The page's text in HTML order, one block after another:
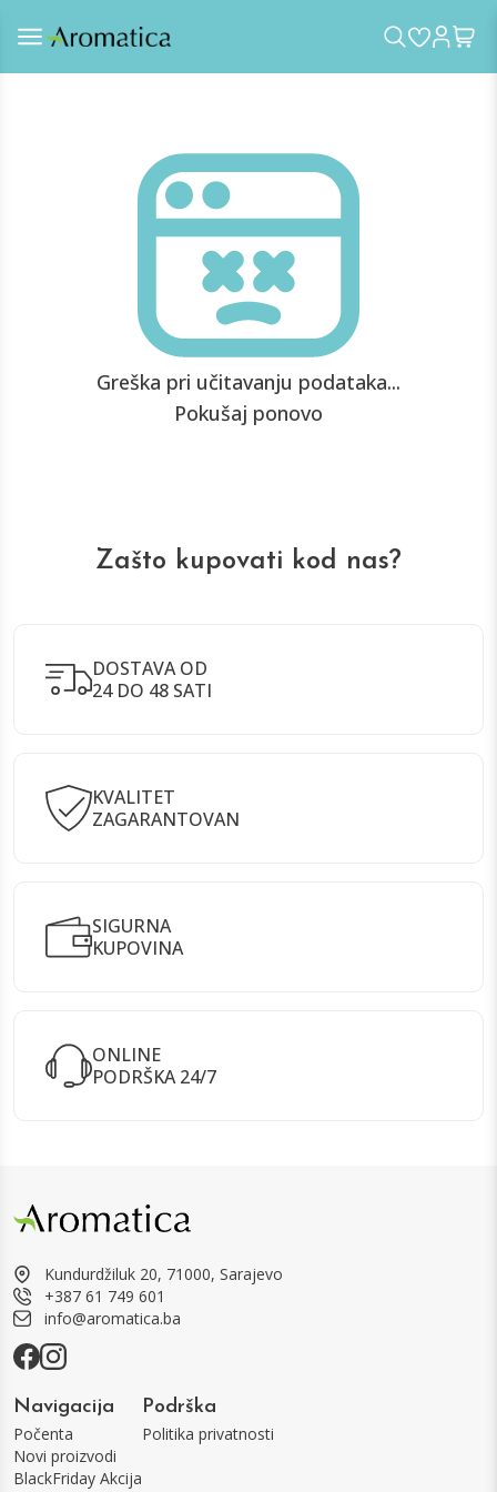
Greška pri učitavanju podataka...
Pokušaj ponovo
Zašto kupovati kod nas?
DOSTAVA OD
24 DO 48 SATI
KVALITET
ZAGARANTOVAN
SIGURNA
KUPOVINA
ONLINE
PODRŠKA 24/7
Kundurdžiluk 20, 71000, Sarajevo
+387 61 749 601
info@aromatica.ba
Navigacija
Počenta
Novi proizvodi
BlackFriday Akcija
Podrška
Politika privatnosti